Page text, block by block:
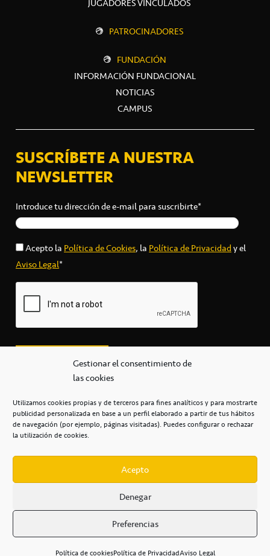
Gestionar el consentimiento de
las cookies
Utilizamos cookies propias y de terceros para fines analíticos y para mostrarte
publicidad personalizada en base a un perfil elaborado a partir de tus hábitos
de navegación (por ejemplo, páginas visitadas). Puedes configurar o rechazar
la utilización de cookies.
Acepto
Denegar
Preferencias
Política de cookiesPolítica de PrivacidadAviso Legal
JUGADORES VINCULADOS
PATROCINADORES
FUNDACIÓN
INFORMACIÓN FUNDACIONAL
NOTICIAS
CAMPUS
SUSCRÍBETE A NUESTRA
NEWSLETTER
Introduce tu dirección de e-mail para suscribirte*
Acepto laPolítica de Cookies, laPolítica de Privacidady el
Aviso Legal*
secretaria@cbcanarias.es
+34 922 253 684
Casa del Deporte / 38108 – La Laguna
POLÍTICA DE PRIVACIDAD / POLÍTICA DE COOKIES /
AVISO LEGAL / CONDICIONES